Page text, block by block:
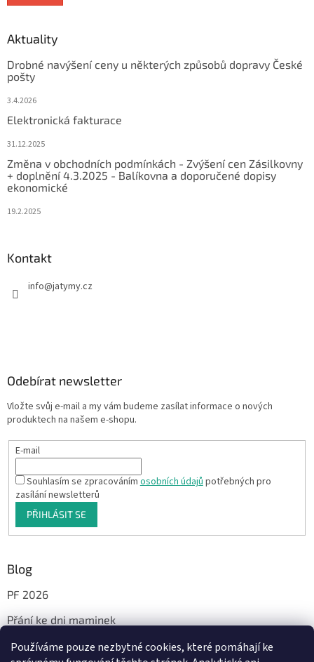
Používáme pouze nezbytné cookies, které pomáhají ke
Aktuality
Drobné navýšení ceny u některých způsobů dopravy České
pošty
3.4.2026
Elektronická fakturace
31.12.2025
Změna v obchodních podmínkách - Zvýšení cen Zásilkovny
+ doplnění 4.3.2025 - Balíkovna a doporučené dopisy
ekonomické
19.2.2025
Kontakt
info@jatymy.cz
Odebírat newsletter
Vložte svůj e-mail a my vám budeme zasílat informace o nových
produktech na našem e-shopu.
E-mail
Souhlasím se zpracovánímosobních údajůpotřebných pro
zasílání newsletterů
PŘIHLÁSIT SE
Blog
PF 2026
Přání ke dni maminek